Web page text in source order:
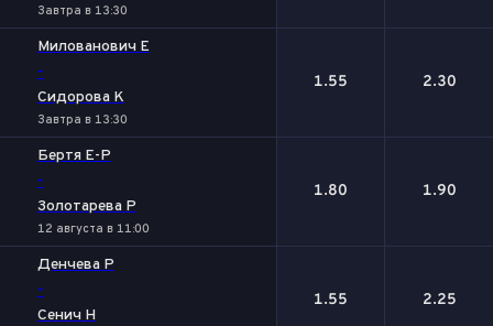
Завтра в 13:30
Милованович Е
-
Сидорова К
Завтра в 13:30
1.55 2.30
Бертя Е-Р
-
Золотарева Р
12 августа в 11:00
1.80 1.90
Денчева Р
-
Сенич Н
1.55 2.25